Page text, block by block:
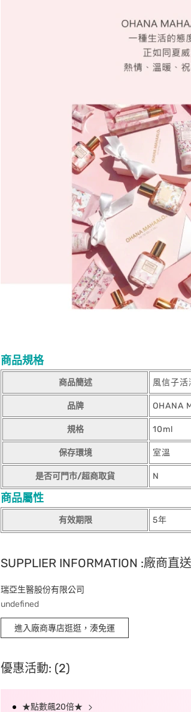
商品規格
商品簡述 風信子
品牌 OHANA
規格 10ml
保存環境 室溫
是否可門市/超商取貨 N
商品屬性
有效期限 5年
SUPPLIER INFORMATION :廠商直
瑞亞生醫股份有限公司
undefined
進入廠商專店逛逛，湊免運
優惠活動: (2)
★點數飆20倍★